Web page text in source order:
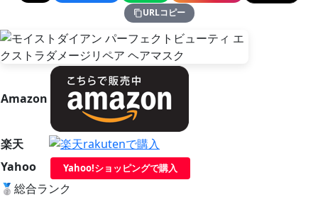
URLコピー
Amazon
楽天
Yahoo
Yahoo!ショッピングで購入
🥈 総合ランク